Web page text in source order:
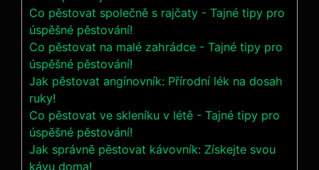
Co pěstovat společně s rajčaty - Tajné tipy pro
úspěšné pěstování!
Co pěstovat na malé zahrádce - Tajné tipy pro
úspěšné pěstování!
Jak pěstovat angínovník: Přírodní lék na dosah
ruky!
Co pěstovat ve skleníku v létě - Tajné tipy pro
úspěšné pěstování!
Jak správně pěstovat kávovník: Získejte svou
kávu doma!